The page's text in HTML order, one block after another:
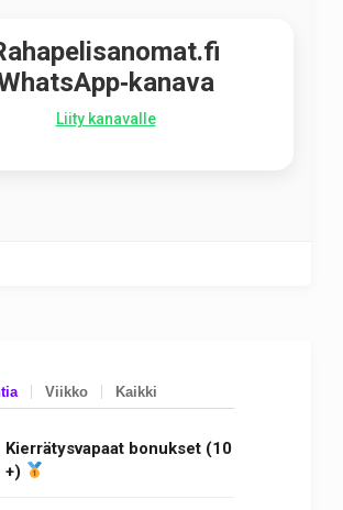
Liity kanavalle
Viikko Kaikki
Kierrätysvapaat bonukset (10
+)